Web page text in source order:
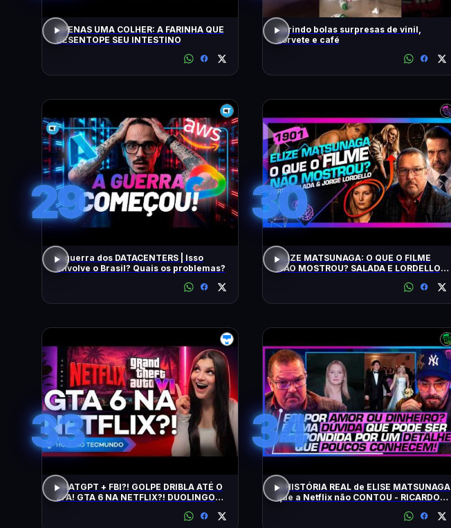
APENAS UMA COLHER: A FARINHA QUE
DESENTOPE SEU INTESTINO
abrindo bolas surpresas de vinil,
sorvete e café
29
A guerra dos DATACENTERS | Isso
envolve o Brasil? Quais os problemas?
30
ELIZE MATSUNAGA: O QUE O FILME
NÃO MOSTROU? SALADA E LORDELLO -
33
CHATGPT + FBI?! GOLPE DRIBLA ATÉ O
2FA! GTA 6 NA NETFLIX?! DUOLINGO
34
A HISTÓRIA REAL de ELISE MATSUNAGA
que a Netflix não CONTOU - RICARDO